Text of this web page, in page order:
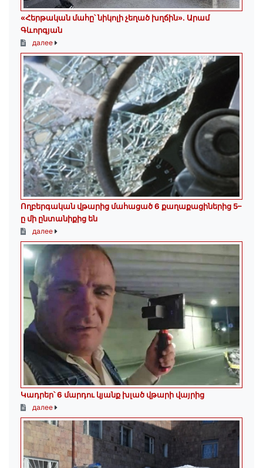
«Հերթական մահը՝ նիկոլի չեղած խղճին»․ Արամ
Գևորգյան
далее
Ողբերգական վթարից մահացած 6 քաղաքացիներից 5–
ը մի ընտանիքից են
далее
Կադրեր՝ 6 մարդու կյանք խլած վթարի վայրից
далее